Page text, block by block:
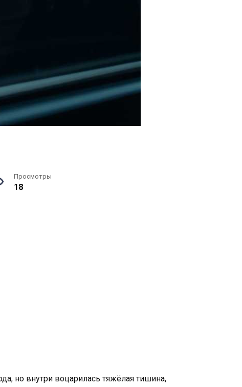
Просмотры
18
но внутри воцарилась тяжёлая тишина,